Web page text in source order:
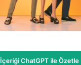
İçeriği ChatGPT ile Özetle